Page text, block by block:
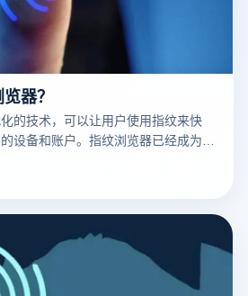
器？
的技术，可以让用户使用指纹来快
设备和账户。指纹浏览器已经成为了
且越来越多的人开始使用它。